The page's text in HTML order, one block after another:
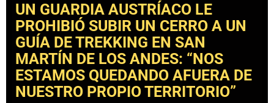
UN GUARDIA AUSTRÍACO LE
PROHIBIÓ SUBIR UN CERRO A UN
GUÍA DE TREKKING EN SAN
MARTÍN DE LOS ANDES: “NOS
ESTAMOS QUEDANDO AFUERA DE
NUESTRO PROPIO TERRITORIO”